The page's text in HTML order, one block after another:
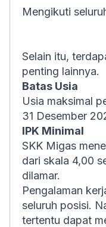
Mengikuti
Selain itu,
penting lainnya.
Batas Usia
Usia maksimal
31 Desember
IPK Minimal
SKK Migas
dari skala 4,00
dilamar.
Pengalaman
seluruh posisi.
tertentu dapat